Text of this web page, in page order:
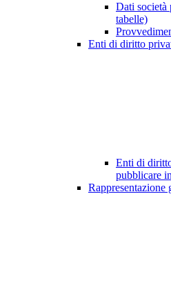
Dati società
tabelle)
Enti di diritto
Enti di
pubblicare
Rappresentazione